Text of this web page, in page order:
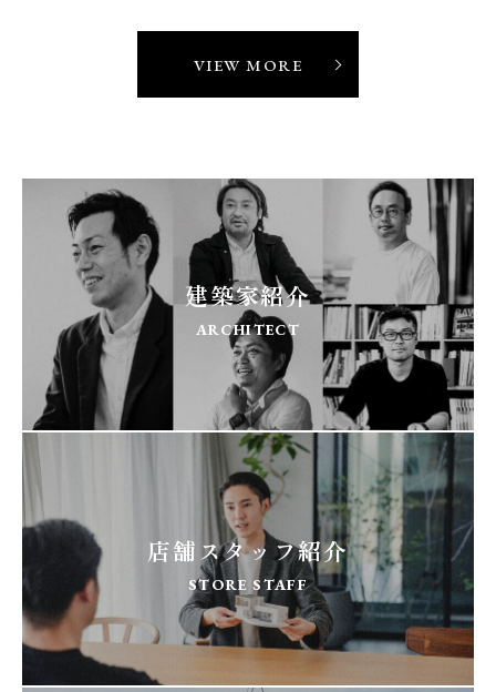
VIEW MORE
建築家紹介
ARCHITECT
店舗スタッフ紹介
STORE STAFF